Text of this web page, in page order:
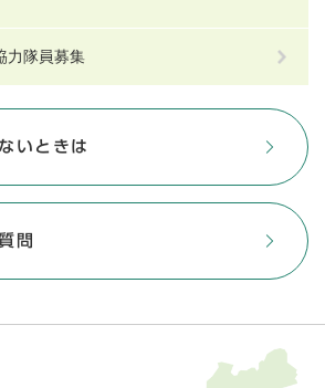
力隊員募集
いときは
問